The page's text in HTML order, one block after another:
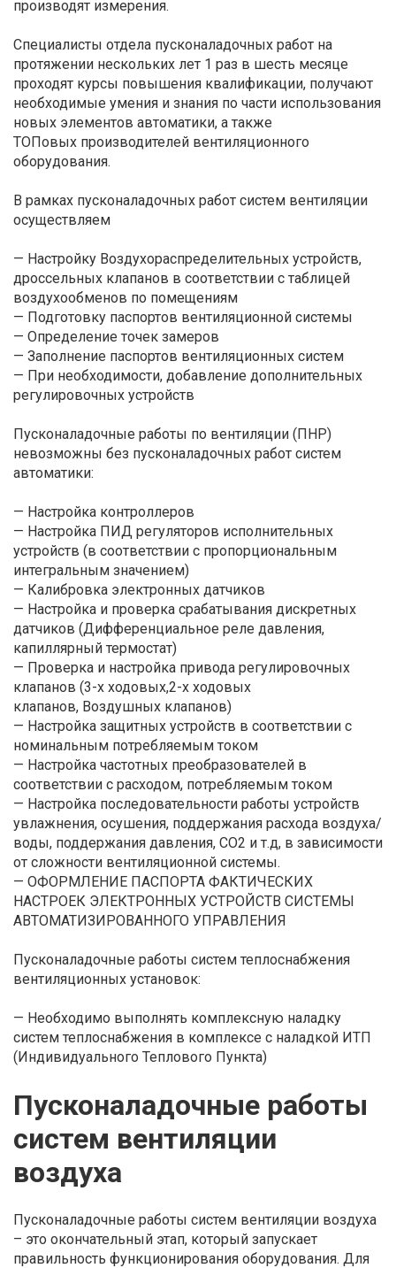
производят измерения.
Специалисты отдела пусконаладочных работ на
протяжении нескольких лет 1 раз в шесть месяце
проходят курсы повышения квалификации, получают
необходимые умения и знания по части использования
новых элементов автоматики, а также
ТОПовых производителей вентиляционного
оборудования.
В рамках пусконаладочных работ систем вентиляции
осуществляем
— Настройку Воздухораспределительных устройств,
дроссельных клапанов в соответствии с таблицей
воздухообменов по помещениям
— Подготовку паспортов вентиляционной системы
— Определение точек замеров
— Заполнение паспортов вентиляционных систем
— При необходимости, добавление дополнительных
регулировочных устройств
Пусконаладочные работы по вентиляции (ПНР)
невозможны без пусконаладочных работ систем
автоматики:
— Настройка контроллеров
— Настройка ПИД регуляторов исполнительных
устройств (в соответствии с пропорциональным
интегральным значением)
— Калибровка электронных датчиков
— Настройка и проверка срабатывания дискретных
датчиков (Дифференциальное реле давления,
капиллярный термостат)
— Проверка и настройка привода регулировочных
клапанов (3-х ходовых,2-х ходовых
клапанов, Воздушных клапанов)
— Настройка защитных устройств в соответствии с
номинальным потребляемым током
— Настройка частотных преобразователей в
соответствии с расходом, потребляемым током
— Настройка последовательности работы устройств
увлажнения, осушения, поддержания расхода воздуха/
воды, поддержания давления, CO2 и т.д, в зависимости
от сложности вентиляционной системы.
— ОФОРМЛЕНИЕ ПАСПОРТА ФАКТИЧЕСКИХ
НАСТРОЕК ЭЛЕКТРОННЫХ УСТРОЙСТВ СИСТЕМЫ
АВТОМАТИЗИРОВАННОГО УПРАВЛЕНИЯ
Пусконаладочные работы систем теплоснабжения
вентиляционных установок:
— Необходимо выполнять комплексную наладку
систем теплоснабжения в комплексе с наладкой ИТП
(Индивидуального Теплового Пункта)
Пусконаладочные работы
систем вентиляции
воздуха
Пусконаладочные работы систем вентиляции воздуха
– это окончательный этап, который запускает
правильность функционирования оборудования. Для